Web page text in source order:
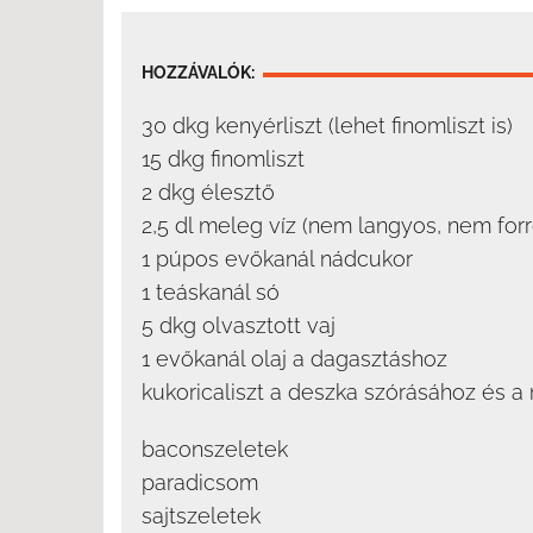
HOZZÁVALÓK:
30 dkg kenyérliszt (lehet finomliszt is)
15 dkg finomliszt
2 dkg élesztő
2,5 dl meleg víz (nem langyos, nem
1 púpos evőkanál nádcukor
1 teáskanál só
5 dkg olvasztott vaj
1 evőkanál olaj a dagasztáshoz
kukoricaliszt a deszka szórásához és a
baconszeletek
paradicsom
sajtszeletek